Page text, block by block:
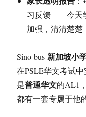
习反馈——今天
加强，清清楚楚
Sino-bus 新加坡小
在PSLE华文考试
是普通华文的AL1
都有一套专属于他